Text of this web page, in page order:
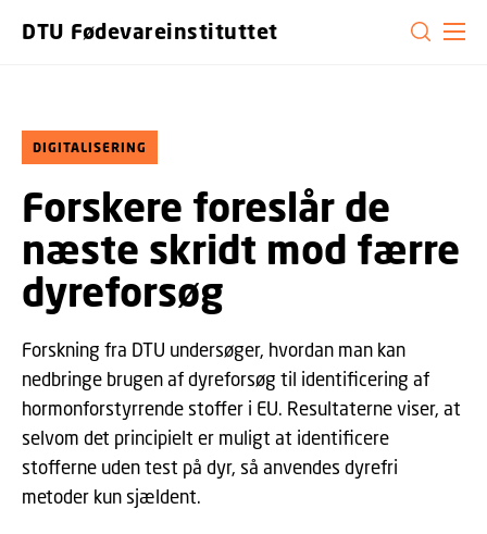
DTU Fødevareinstituttet
DIGITALISERING
Forskere foreslår de
næste skridt mod færre
dyreforsøg
Forskning fra DTU undersøger, hvordan man kan
nedbringe brugen af dyreforsøg til identificering af
hormonforstyrrende stoffer i EU. Resultaterne viser, at
selvom det principielt er muligt at identificere
stofferne uden test på dyr, så anvendes dyrefri
metoder kun sjældent.